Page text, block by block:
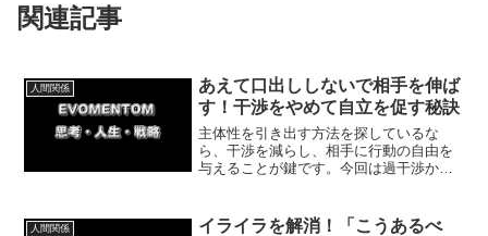
関連記事
人間関係
あえて口出ししないで相手を伸ば
す！干渉をやめて自立を促す秘訣
主体性を引き出す方法を探しているな
ら、干渉を減らし、相手に行動の自由を
与えることが鍵です。今回は過干渉から
人間関係
イライラを解消！「こうあるべ